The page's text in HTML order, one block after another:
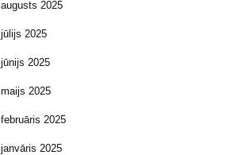
augusts 2025
jūlijs 2025
jūnijs 2025
maijs 2025
februāris 2025
janvāris 2025